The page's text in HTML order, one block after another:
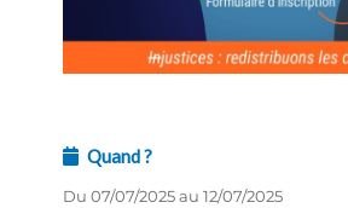
Quand ?
Du 07/07/2025 au 12/07/2025